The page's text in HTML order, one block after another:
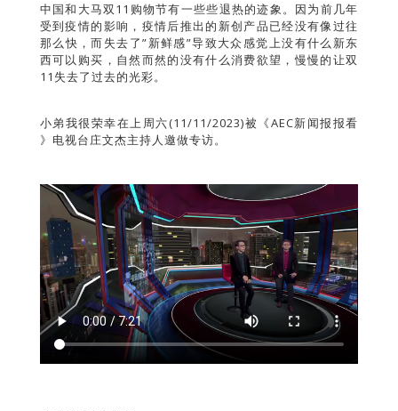
中国和大马双11购物节有一些些退热的迹象。因为前几年
受到疫情的影响，疫情后推出的新创产品已经没有像过往
那么快，而失去了”新鲜感”导致大众感觉上没有什么新东
西可以购买，自然而然的没有什么消费欲望，慢慢的让双
11失去了过去的光彩。
小弟我很荣幸在上周六(11/11/2023)被《AEC新闻报报看
》电视台庄文杰主持人邀做专访。